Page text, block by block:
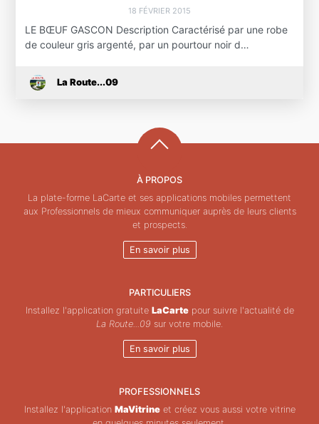
18 FÉVRIER 2015
LE BŒUF GASCON Description Caractérisé par une robe
de couleur gris argenté, par un pourtour noir d…
La Route...09
À PROPOS
La plate-forme LaCarte et ses applications mobiles permettent
aux Professionnels de mieux communiquer auprès de leurs clients
et prospects.
En savoir plus
PARTICULIERS
Installez l'application gratuite LaCartepour suivre l'actualité de
La Route...09 sur votre mobile.
En savoir plus
PROFESSIONNELS
Installez l'application MaVitrineet créez vous aussi votre vitrine